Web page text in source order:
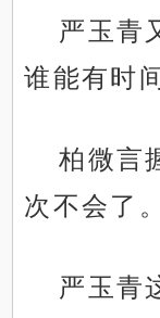
严玉青
谁能有时
柏微言
次不会了
严玉青